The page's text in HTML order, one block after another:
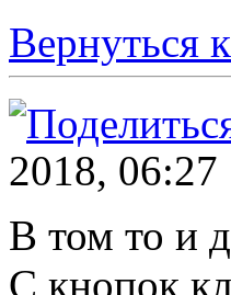
Вернуться
2018, 06:27
В том то и
С кнопок